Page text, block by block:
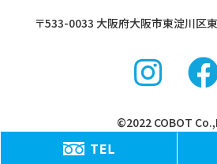
〒533-0033 大阪府大阪市東淀川区
©2022 COBOT